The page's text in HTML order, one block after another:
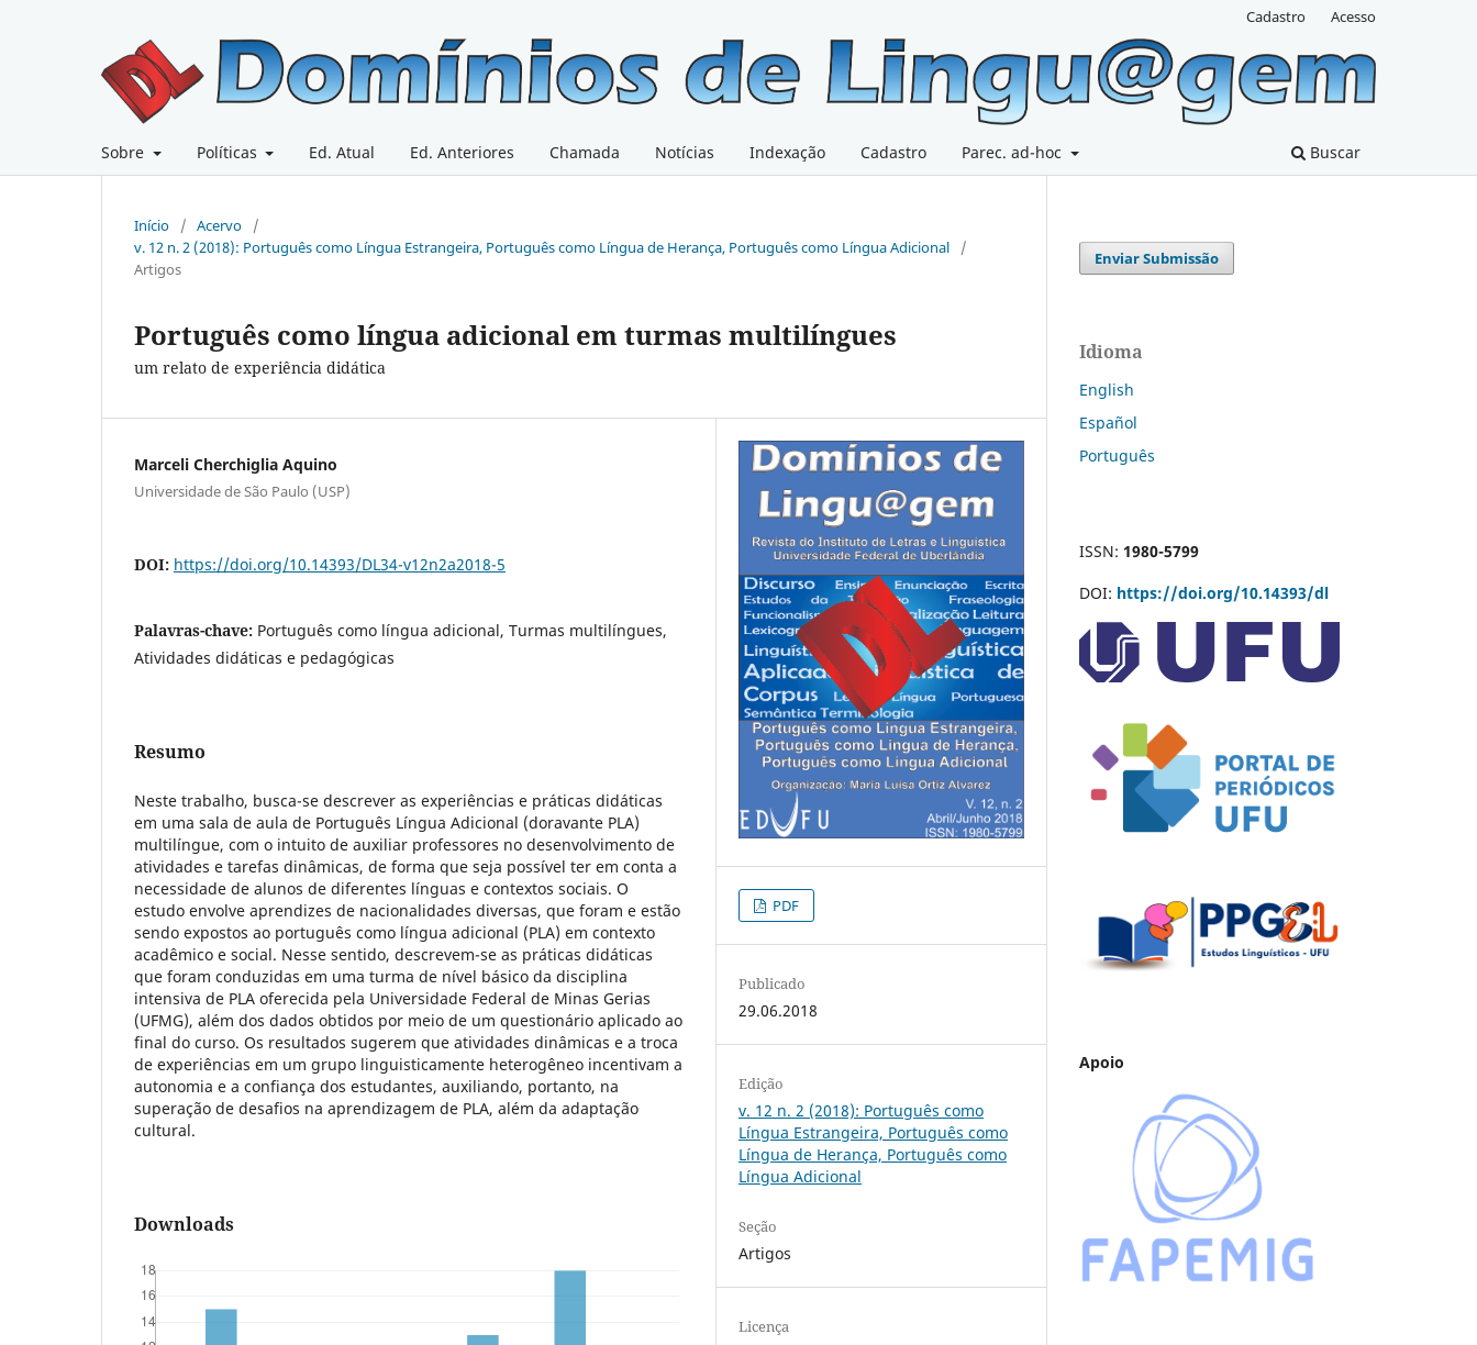
Sobre Políticas Ed. Atual Ed. Anteriores Chamada Notícias Indexação Cadastro Parec. ad-hoc Buscar
Cadastro Acesso
Início / Acervo
/
v. 12 n. 2 (2018): Português como Língua Estrangeira, Português como Língua de Herança, Português como Língua Adicional
/
Artigos
Português como língua adicional em turmas multilíngues
um relato de experiência didática
Marceli Cherchiglia Aquino
Universidade de São Paulo (USP)
DOI: https://doi.org/10.14393/DL34-v12n2a2018-5
Palavras-chave: Português como língua adicional, Turmas multilíngues,
Atividades didáticas e pedagógicas
Resumo
Neste trabalho, busca-se descrever as experiências e práticas didáticas
em uma sala de aula de Português Língua Adicional (doravante PLA)
multilíngue, com o intuito de auxiliar professores no desenvolvimento de
atividades e tarefas dinâmicas, de forma que seja possível ter em conta a
necessidade de alunos de diferentes línguas e contextos sociais. O
estudo envolve aprendizes de nacionalidades diversas, que foram e estão
sendo expostos ao português como língua adicional (PLA) em contexto
acadêmico e social. Nesse sentido, descrevem-se as práticas didáticas
que foram conduzidas em uma turma de nível básico da disciplina
intensiva de PLA oferecida pela Universidade Federal de Minas Gerias
(UFMG), além dos dados obtidos por meio de um questionário aplicado ao
final do curso. Os resultados sugerem que atividades dinâmicas e a troca
de experiências em um grupo linguisticamente heterogêneo incentivam a
autonomia e a confiança dos estudantes, auxiliando, portanto, na
superação de desafios na aprendizagem de PLA, além da adaptação
cultural.
Downloads
PDF
Publicado
29.06.2018
Edição
v. 12 n. 2 (2018): Português como
Língua Estrangeira, Português como
Língua de Herança, Português como
Língua Adicional
Seção
Artigos
Licença
Enviar Submissão
Idioma
English
Español
Português
ISSN: 1980-5799
DOI: https://doi.org/10.14393/dl
Apoio